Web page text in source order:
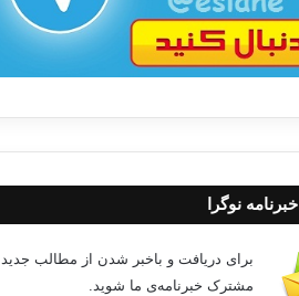
خبرنامه نوگرا
برای دریافت و باخبر شدن از مطالب جدید
مشترک خبرنامه‌ی ما شوید.